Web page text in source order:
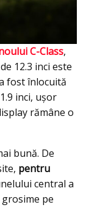
C-Class,
12.3 inci este
fost înlocuită
inci, ușor
rămâne o
bună. De
pentru
central a
pe